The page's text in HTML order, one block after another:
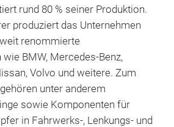
rund 80 % seiner Produktion.
produziert das Unternehmen
renommierte
BMW, Mercedes-Benz,
Volvo und weitere. Zum
unter anderem
sowie Komponenten für
in Fahrwerks-, Lenkungs- und